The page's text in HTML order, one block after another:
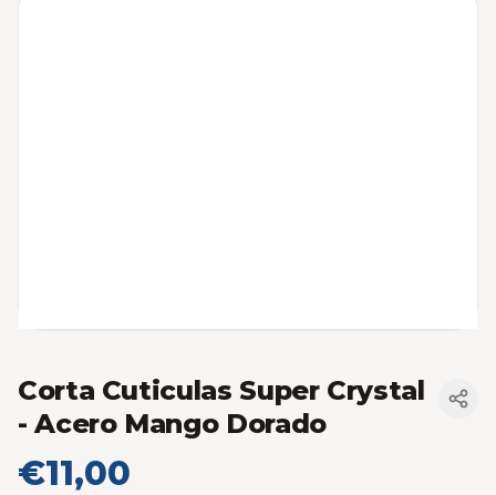
Corta Cuticulas Super Crystal
- Acero Mango Dorado
€11,00